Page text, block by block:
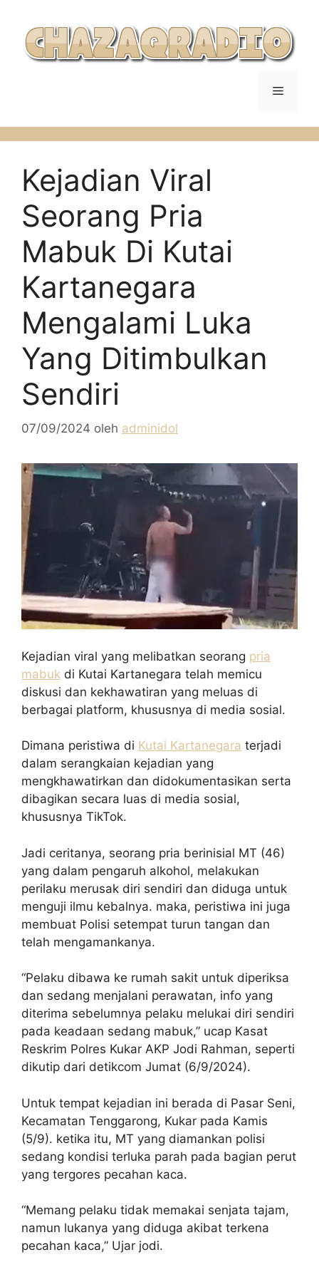
Menu
Kejadian Viral
Seorang Pria
Mabuk Di Kutai
Kartanegara
Mengalami Luka
Yang Ditimbulkan
Sendiri
07/09/2024 oleh adminidol
Kejadian viral yang melibatkan seorang pria
mabuk di Kutai Kartanegara telah memicu
diskusi dan kekhawatiran yang meluas di
berbagai platform, khususnya di media sosial.
Dimana peristiwa di Kutai Kartanegara terjadi
dalam serangkaian kejadian yang
mengkhawatirkan dan didokumentasikan serta
dibagikan secara luas di media sosial,
khususnya TikTok.
Jadi ceritanya, seorang pria berinisial MT (46)
yang dalam pengaruh alkohol, melakukan
perilaku merusak diri sendiri dan diduga untuk
menguji ilmu kebalnya. maka, peristiwa ini juga
membuat Polisi setempat turun tangan dan
telah mengamankanya.
“Pelaku dibawa ke rumah sakit untuk diperiksa
dan sedang menjalani perawatan, info yang
diterima sebelumnya pelaku melukai diri sendiri
pada keadaan sedang mabuk,” ucap Kasat
Reskrim Polres Kukar AKP Jodi Rahman, seperti
dikutip dari detikcom Jumat (6/9/2024).
Untuk tempat kejadian ini berada di Pasar Seni,
Kecamatan Tenggarong, Kukar pada Kamis
(5/9). ketika itu, MT yang diamankan polisi
sedang kondisi terluka parah pada bagian perut
yang tergores pecahan kaca.
“Memang pelaku tidak memakai senjata tajam,
namun lukanya yang diduga akibat terkena
pecahan kaca,” Ujar jodi.